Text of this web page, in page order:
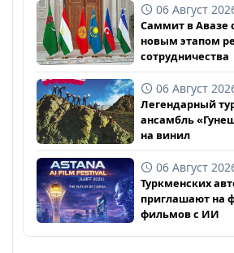
06 Август
Саммит в Авазе
новым этапом
сотрудничества
06 Август
Легендарный
ансамбль
на винил
06 Август
Туркменских
приглашают на
фильмов с ИИ